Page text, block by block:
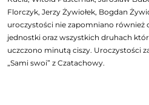
Florczyk, Jerzy Żywiołek, Bogdan
uroczystości nie zapomniano również
jednostki oraz wszystkich druhach
uczczono minutą ciszy. Uroczystości
„Sami swoi” z Czatachowy.